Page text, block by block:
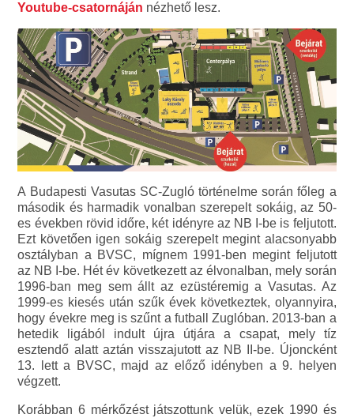
Youtube-csatornáján nézhető lesz.
A Budapesti Vasutas SC-Zugló történelme során főleg a
második és harmadik vonalban szerepelt sokáig, az 50-
es években rövid időre, két idényre az NB I-be is feljutott.
Ezt követően igen sokáig szerepelt megint alacsonyabb
osztályban a BVSC, mígnem 1991-ben megint feljutott
az NB I-be. Hét év következett az élvonalban, mely során
1996-ban meg sem állt az ezüstéremig a Vasutas. Az
1999-es kiesés után szűk évek következtek, olyannyira,
hogy évekre meg is szűnt a futball Zuglóban. 2013-ban a
hetedik ligából indult újra útjára a csapat, mely tíz
esztendő alatt aztán visszajutott az NB II-be. Újoncként
13. lett a BVSC, majd az előző idényben a 9. helyen
végzett.
Korábban 6 mérkőzést játszottunk velük, ezek 1990 és